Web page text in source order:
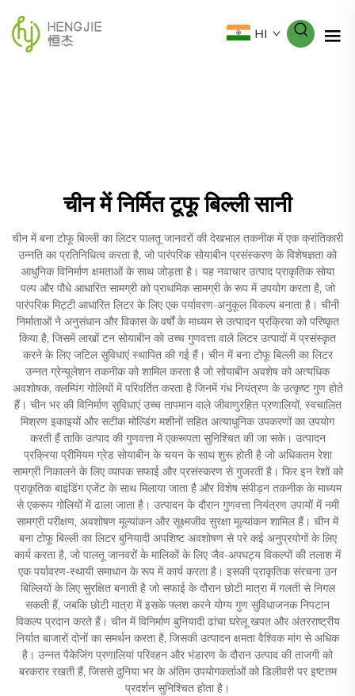
HI
चीन में निर्मित टूफू बिल्ली सानी
चीन में बना टोफू बिल्ली का लिटर पालतू जानवरों की देखभाल तकनीक में एक क्रांतिकारी
उन्नति का प्रतिनिधित्व करता है, जो पारंपरिक सोयाबीन प्रसंस्करण के विशेषज्ञता को
आधुनिक विनिर्माण क्षमताओं के साथ जोड़ता है। यह नवाचार उत्पाद प्राकृतिक सोया
पल्प और पौधे आधारित सामग्री को प्राथमिक सामग्री के रूप में उपयोग करता है, जो
पारंपरिक मिट्टी आधारित लिटर के लिए एक पर्यावरण-अनुकूल विकल्प बनाता है। चीनी
निर्माताओं ने अनुसंधान और विकास के वर्षों के माध्यम से उत्पादन प्रक्रिया को परिष्कृत
किया है, जिसमें लाखों टन सोयाबीन को उच्च गुणवत्ता वाले लिटर उत्पादों में प्रसंस्कृत
करने के लिए जटिल सुविधाएं स्थापित की गई हैं। चीन में बना टोफू बिल्ली का लिटर
उन्नत ग्रेन्यूलेशन तकनीक को शामिल करता है जो सोयाबीन अवशेष को अत्यधिक
अवशोषक, क्लम्पिंग गोलियों में परिवर्तित करता है जिनमें गंध नियंत्रण के उत्कृष्ट गुण होते
हैं। चीन भर की विनिर्माण सुविधाएं उच्च तापमान वाले जीवाणुरहित प्रणालियों, स्वचालित
मिश्रण इकाइयों और सटीक मोल्डिंग मशीनों सहित अत्याधुनिक उपकरणों का उपयोग
करती हैं ताकि उत्पाद की गुणवत्ता में एकरूपता सुनिश्चित की जा सके। उत्पादन
प्रक्रिया प्रीमियम ग्रेड सोयाबीन के चयन के साथ शुरू होती है जो अधिकतम रेशा
सामग्री निकालने के लिए व्यापक सफाई और प्रसंस्करण से गुजरती है। फिर इन रेशों को
प्राकृतिक बाइंडिंग एजेंट के साथ मिलाया जाता है और विशेष संपीड़न तकनीक के माध्यम
से एकरूप गोलियों में ढाला जाता है। उत्पादन के दौरान गुणवत्ता नियंत्रण उपायों में नमी
सामग्री परीक्षण, अवशोषण मूल्यांकन और सूक्ष्मजीव सुरक्षा मूल्यांकन शामिल हैं। चीन में
बना टोफू बिल्ली का लिटर बुनियादी अपशिष्ट अवशोषण से परे कई अनुप्रयोगों के लिए
कार्य करता है, जो पालतू जानवरों के मालिकों के लिए जैव-अपघट्य विकल्पों की तलाश में
एक पर्यावरण-स्थायी समाधान के रूप में कार्य करता है। इसकी प्राकृतिक संरचना उन
बिल्लियों के लिए सुरक्षित बनाती है जो सफाई के दौरान छोटी मात्रा में गलती से निगल
सकती हैं, जबकि छोटी मात्रा में इसके फ्लश करने योग्य गुण सुविधाजनक निपटान
विकल्प प्रदान करते हैं। चीन में विनिर्माण बुनियादी ढांचा घरेलू खपत और अंतरराष्ट्रीय
निर्यात बाजारों दोनों का समर्थन करता है, जिसकी उत्पादन क्षमता वैश्विक मांग से अधिक
है। उन्नत पैकेजिंग प्रणालियां परिवहन और भंडारण के दौरान उत्पाद की ताजगी को
बरकरार रखती हैं, जिससे दुनिया भर के अंतिम उपयोगकर्ताओं को डिलीवरी पर इष्टतम
प्रदर्शन सुनिश्चित होता है।